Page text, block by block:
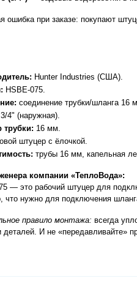
ошибка при заказе: покупают
Hunter Industries (США).
HSBE-075.
соединение трубки/шланга 16
3/4" (наружная).
трубки: 16 мм.
штуцер с ёлочкой.
трубы 16 мм, капельная
компании «ТеплоВода»:
что нужно для подключения
правило монтажа: всегда
деталей. И не «передавливайте»